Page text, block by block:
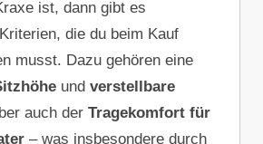
ist, dann gibt es
die du beim Kauf
musst. Dazu gehören eine
und verstellbare
auch der Tragekomfort für
– was insbesondere durch